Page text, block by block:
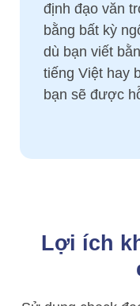
định đạo văn
bằng bất kỳ
dù bạn viết
tiếng Việt hay
bạn sẽ được
Lợi ích